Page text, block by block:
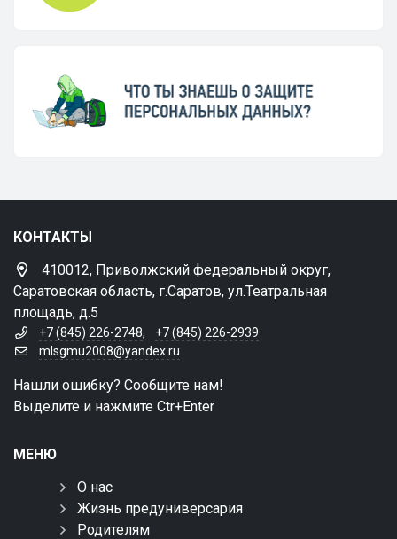
КОНТАКТЫ
410012, Приволжский федеральный округ,
Саратовская область, г.Саратов, ул.Театральная
площадь, д.5
+7 (845) 226-2748,
+7 (845) 226-2939
mlsgmu2008@yandex.ru
Нашли ошибку? Сообщите нам!
Выделите и нажмите Ctr+Enter
МЕНЮ
О нас
Жизнь предуниверсария
Родителям